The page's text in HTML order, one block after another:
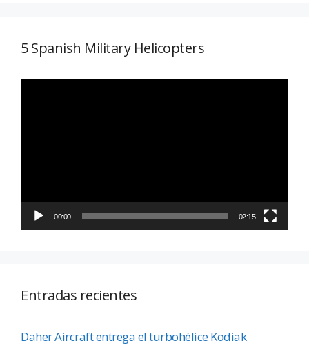
5 Spanish Military Helicopters
00:00 02:15
Entradas recientes
Daher Aircraft entrega el turbohélice Kodiak